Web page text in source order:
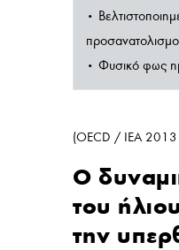
•
• Φυσικό φως
(OECD / IEA
Ο
του
την